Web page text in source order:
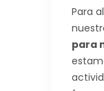
Para
para